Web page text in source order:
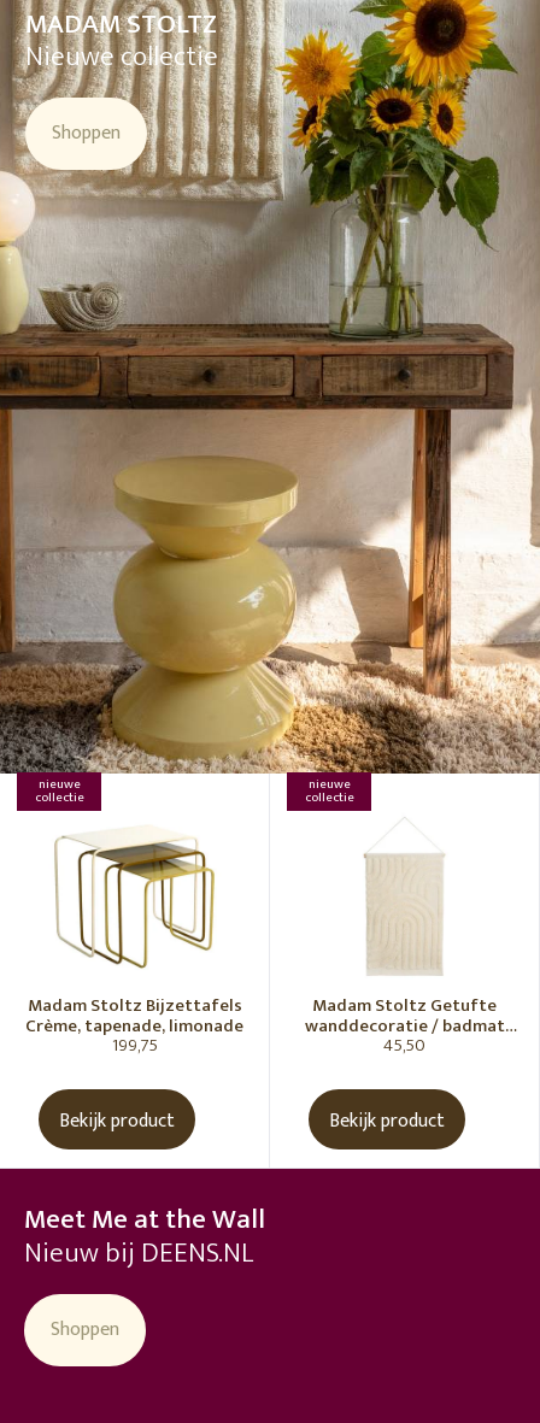
MADAM STOLTZ
Nieuwe collectie
Shoppen
nieuwe
collectie
Madam Stoltz Bijzettafels
Crème, tapenade, limonade
199,75
Bekijk product
nieuwe
collectie
Madam Stoltz Getufte
wanddecoratie / badmat
Vanille
45,50
Bekijk product
Meet Me at the Wall
Nieuw bij DEENS.NL
Shoppen